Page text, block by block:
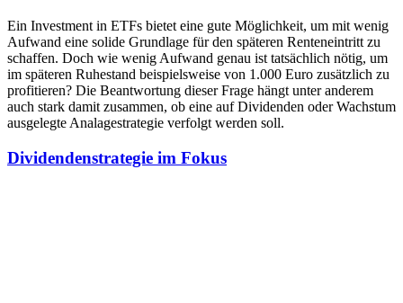
Ein Investment in ETFs bietet eine gute Möglichkeit, um mit wenig
Aufwand eine solide Grundlage für den späteren Renteneintritt zu
schaffen. Doch wie wenig Aufwand genau ist tatsächlich nötig, um
im späteren Ruhestand beispielsweise von 1.000 Euro zusätzlich zu
profitieren? Die Beantwortung dieser Frage hängt unter anderem
auch stark damit zusammen, ob eine auf Dividenden oder Wachstum
ausgelegte Analagestrategie verfolgt werden soll.
Dividendenstrategie im Fokus